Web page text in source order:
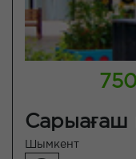
Сарыағаш
Шымкент